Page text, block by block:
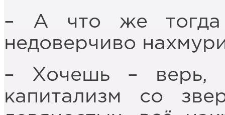
– А что же тогда
недоверчиво
– Хочешь – верь,
капитализм со